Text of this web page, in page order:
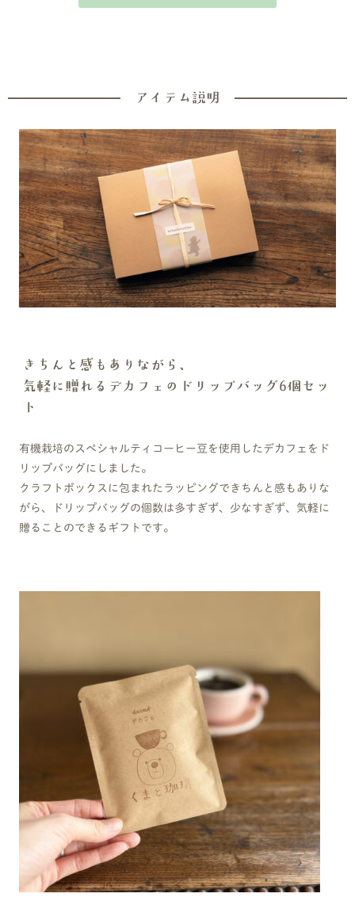
アイテム説明
きちんと感もありながら、
気軽に贈れるデカフェのドリップバッグ6個セッ
ト
有機栽培のスペシャルティコーヒー豆を使用したデカフェをド
リップバッグにしました。
クラフトボックスに包まれたラッピングできちんと感もありな
がら、ドリップバッグの個数は多すぎず、少なすぎず、気軽に
贈ることのできるギフトです。